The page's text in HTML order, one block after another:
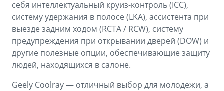
себя интеллектуальный круиз-контроль (ICC),
систему удержания в полосе (LKA), ассистента при
выезде задним ходом (RCTA / RCW), систему
предупреждения при открывании дверей (DOW) и
другие полезные опции, обеспечивающие защиту
людей, находящихся в салоне.
Geely Coolray — отличный выбор для молодежи, а